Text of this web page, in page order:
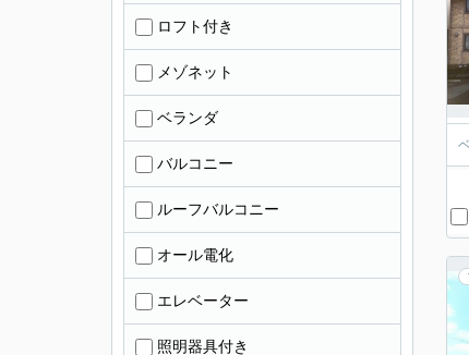
ロフト付き
メゾネット
ベランダ
バルコニー
ルーフバルコニー
オール電化
エレベーター
照明器具付き